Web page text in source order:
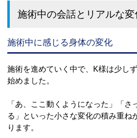
施術中の会話とリアルな変
施術中に感じる身体の変化
施術を進めていく中で、K様は少し
始めました。
「あ、ここ動くようになった」「さ
る」といった小さな変化の積み重ね
ります。